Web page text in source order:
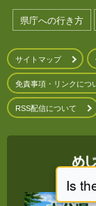
県庁への行き方
サイトマップ
免責事項・リンクにつ
RSS配信について